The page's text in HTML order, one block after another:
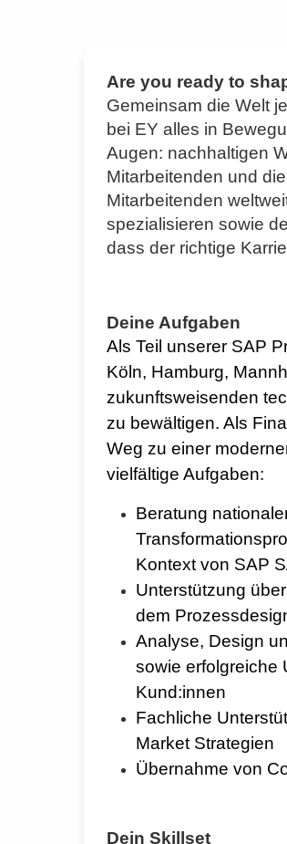
Are you ready to
Gemeinsam die Welt
bei EY alles in
Augen: nachhaltigen
Mitarbeitenden und
Mitarbeitenden
spezialisieren sowie
dass der richtige
Deine Aufgaben
Als Teil unserer SAP
Köln, Hamburg,
zukunftsweisenden
zu bewältigen. Als
Weg zu einer
vielfältige Aufgaben:
Beratung
Kontext von SAP
Unterstützung
dem
Analyse, Design
sowie erfolgreiche
Kund:innen
Fachliche
Market Strategien
Übernahme von
Dein Skillset